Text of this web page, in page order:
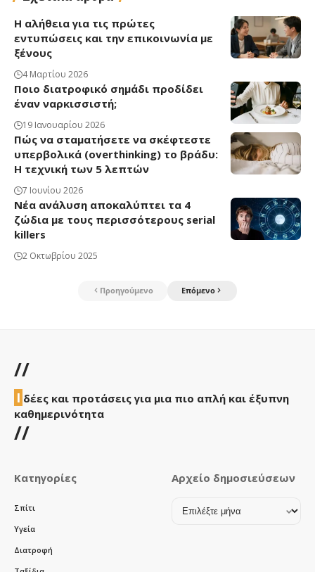
Η αλήθεια για τις πρώτες
εντυπώσεις και την επικοινωνία με
ξένους
4 Μαρτίου 2026
Ποιο διατροφικό σημάδι προδίδει
έναν ναρκισσιστή;
19 Ιανουαρίου 2026
Πώς να σταματήσετε να σκέφτεστε
υπερβολικά (overthinking) το βράδυ:
Η τεχνική των 5 λεπτών
7 Ιουνίου 2026
Νέα ανάλυση αποκαλύπτει τα 4
ζώδια με τους περισσότερους serial
killers
2 Οκτωβρίου 2025
Προηγούμενο Επόμενο
//
Ι δέες και προτάσεις για μια πιο απλή και έξυπνη
καθημερινότητα
//
Κατηγορίες
Σπίτι
Υγεία
Διατροφή
Αρχείο δημοσιεύσεων
Αρχείο